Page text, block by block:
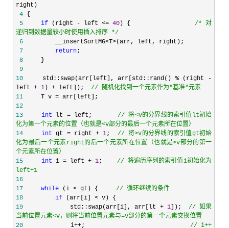
4
5
if (right - left <= 40) { /* 对
递归到数据量较小时使用插入排序 */
6
         __insertSortMG<T>
7
return
8
9
10
     std::swap(arr[left], arr[std::rand() % (right -
left + 1) + left]); // 随机化找到一个元素作为"基准"元素
11
     T v =
12
13
int lt = left; // 将<v的分界线的索引值lt初始
化为第一个元素的位置（也就是<v部分的最后一个元素所在位置）
14
int gt = right + 1; // 将>v的分界线的索引值gt初始
化为最后一个元素right的后一个元素所在位置（也就是>v部分的第一
个元素所在位置）
15
int i = left + 1; // 将遍历序列的索引值i初始化为
left+1
16
17
while (i < gt) { // 循环继续的条件
18
if (arr[i] <
19
             std::swap(arr[i], arr[lt +
1]); // 如果
当前位置元素<v，则将当前位置元素与=v部分的第一个元素交换位置
20
             i++;
// i++